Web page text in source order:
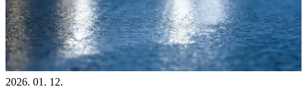
2026. 01. 12.